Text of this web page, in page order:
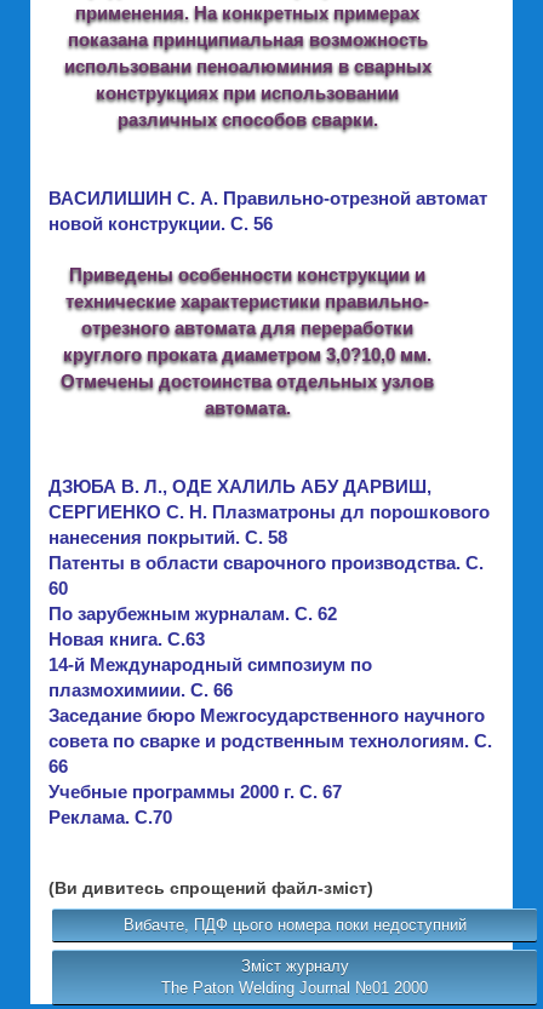
применения. На конкретных примерах
показана принципиальная возможность
использовани пеноалюминия в сварных
конструкциях при использовании
различных способов сварки.
ВАСИЛИШИН С. А. Правильно-отрезной автомат
новой конструкции. C. 56
Приведены особенности конструкции и
технические характеристики правильно-
отрезного автомата для переработки
круглого проката диаметром 3,0?10,0 мм.
Отмечены достоинства отдельных узлов
автомата.
ДЗЮБА В. Л., ОДЕ ХАЛИЛЬ АБУ ДАРВИШ,
СЕРГИЕНКО С. Н. Плазматроны дл порошкового
нанесения покрытий. C. 58
Патенты в области сварочного производства. C.
60
По зарубежным журналам. C. 62
Новая книга. C.63
14-й Международный симпозиум по
плазмохимиии. C. 66
Заседание бюро Межгосударственного научного
совета по сварке и родственным технологиям. C.
66
Учебные программы 2000 г. C. 67
Реклама. C.70
(Ви дивитесь спрощений файл-зміст)
Вибачте, ПДФ цього номера поки недоступний
Зміст журналу
The Paton Welding Journal №01 2000